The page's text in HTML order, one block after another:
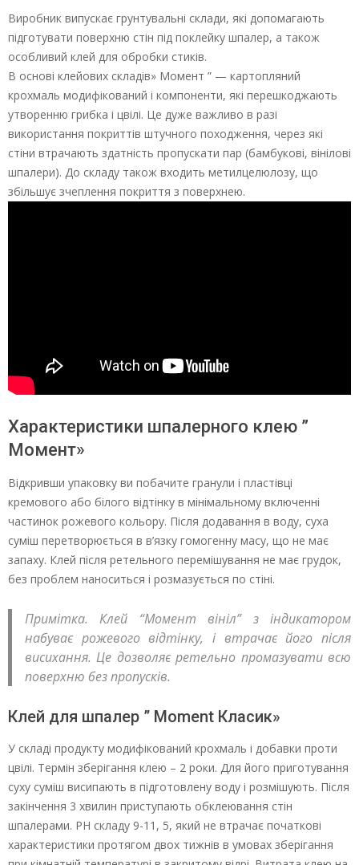
Виробник випускає грунтувальні склади, які допомагають
підготувати поверхню стін під поклейку шпалер, а також
особливий клей для обробки стиків.
В основі клейових складів» Момент ” — картопляний
крохмаль модифікований і компоненти, які перешкоджають
утворенню грибка і цвілі. Це дуже важливо в разі
використання покриттів штучного походження, через які
стіни втрачають здатність пропускати пар (бамбукові, вінілові
шпалери). До складу також входить метилцелюлозу, що
збільшує зчеплення покриття з поверхнею.
Характеристики шпалерного клею ”
Момент»
Відкривши упаковку ви побачите гранули і пластівці
кремового або білого відтінку в мінімальному включенні
частинок рожевого кольору. Після додавання в воду, суха
суміш перетворюється в в’язку гомогенну масу, що не має
запаху. Клей після ретельного перемішування не має грудок,
без проблем наноситься і розмазується по стіні.
Примітка. Клей “Момент вініл” з індикатором
набуває рожевого відтінку, і втрачає його після
висихання. Це дозволяє ретельно промазувати всю
поверхню без пропусків.
Клей для шпалер ” Moment Класик»
У складі продукту модифікований крохмаль і добавки проти
цвілі. Термін зберігання клею – 2 роки. Для його приготування
суху суміш висипають в підготовлену воду і розмішують. Після
закінчення 3 хвилин приступають обклеювання стін
шпалерами. РН складу 9-11, 5, який не втрачає початкові
характеристики протягом двох тижнів в умовах зберігання